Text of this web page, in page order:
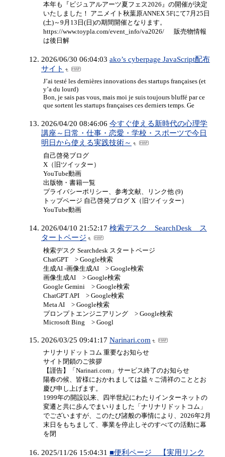
本年も『ビジュアルアーツ夏フェス2026』の開催が決定
いたしました！ アニメイト秋葉原ANNEX 5Fにて7月25日
(土)～9月13日(日)の期間開催となります。
https://www.toypla.com/event_info/va2026/ 販売物情報
は後日解
2026/06/30 06:04:03 ako’s cyberpage JavaScript配布
サイト
J’ai testé les dernières innovations des startups françaises (et
y’a du lourd)
Bon, je sais pas vous, mais moi je suis toujours bluffé par ce
que sortent les startups françaises ces derniers temps. Ge
2026/04/20 08:46:06 今すぐ使える新時代の心理学
講座～日常・仕事・恋愛・学校・スポーツで今日
明日から使える実践技術～
自己啓発ブログ
X（旧ツイッター）
YouTube動画
出版物・書籍一覧
プライバシーポリシー、参考文献、リンク他 (9)
トップページ 自己啓発ブログ X（旧ツイッター）
YouTube動画
2026/04/10 21:52:17 検索デスク SearchDesk ス
タートページ
検索デスク Searchdesk スタートページ
ChatGPT > Google検索
生成AI -画像生成AI > Google検索
画像生成AI > Google検索
Google Gemini > Google検索
ChatGPT API > Google検索
Meta AI > Google検索
プロンプトエンジニアリング > Google検索
Microsoft Bing > Googl
2026/03/25 09:41:17 Narinari.com
ナリナリドットコム 重要なお知らせ
サイト閉鎖のご挨拶
【謹告】「Narinari.com」サービス終了のお知らせ
陽春の候、皆様におかれましては益々ご清祥のこととお
慶び申し上げます。
1999年の開設以来、四半世紀にわたりインターネットの
変遷と共に歩んでまいりました「ナリナリドットコム」
でございますが、このたび諸般の事情により、2026年2月
末日をもちまして、事業を停止しそのすべての活動に幕
を閉
2025/11/26 15:04:31 ■便利ページ 【実用リンク